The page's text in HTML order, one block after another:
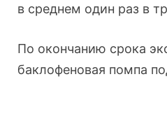
в среднем один раз в
По окончанию срока
баклофеновая помпа